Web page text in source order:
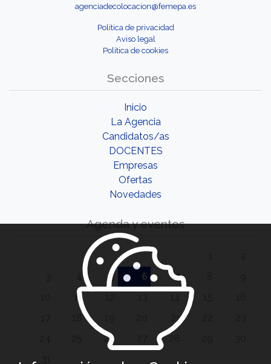
agenciadecolocacion@femepa.es
Política de privacidad
Aviso legal
Política de cookies
Secciones
Inicio
La Agencia
Candidatos/as
DOCENTES
Empresas
Ofertas
Novedades
Agenda y eventos
5 6 7
11
21
26 28